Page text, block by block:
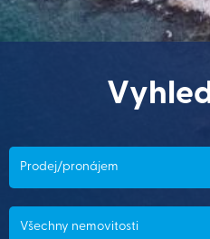
Prodej/pronájem
Všechny nemovitosti